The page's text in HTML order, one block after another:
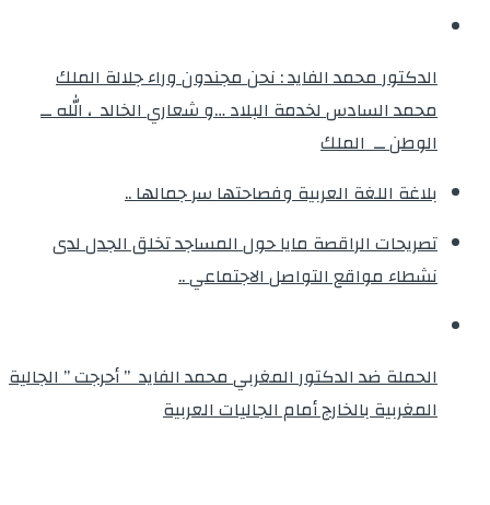
الدكتور محمد الفايد : نحن مجندون وراء جلالة الملك
محمد السادس لخدمة البلاد …و شعاري الخالد ، الله ــ
الوطن ــ الملك
بلاغة اللغة العربية وفصاحتها سر جمالها ..
تصريحات الراقصة مايا حول المساجد تخلق الجدل لدى
نشطاء مواقع التواصل الاجتماعي ..
الحملة ضد الدكتور المغربي محمد الفايد ” أحرجت ” الجالية
المغربية بالخارج أمام الجاليات العربية